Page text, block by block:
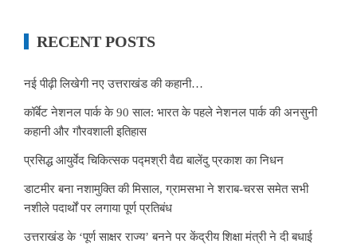
RECENT POSTS
नई पीढ़ी लिखेगी नए उत्तराखंड की कहानी…
कॉर्बेट नेशनल पार्क के 90 साल: भारत के पहले नेशनल पार्क की अनसुनी
कहानी और गौरवशाली इतिहास
प्रसिद्ध आयुर्वेद चिकित्सक पद्मश्री वैद्य बालेंदु प्रकाश का निधन
डाटमीर बना नशामुक्ति की मिसाल, ग्रामसभा ने शराब-चरस समेत सभी
नशीले पदार्थों पर लगाया पूर्ण प्रतिबंध
उत्तराखंड के ‘पूर्ण साक्षर राज्य’ बनने पर केंद्रीय शिक्षा मंत्री ने दी बधाई